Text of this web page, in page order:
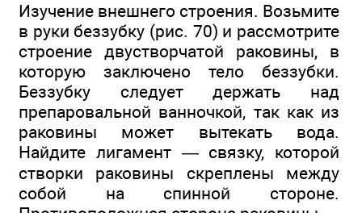
Изучение внешнего строения. Возьмите
в руки беззубку (рис. 70) и рассмотрите
строение двустворчатой раковины, в
которую заключено тело беззубки.
Беззубку следует держать над
препаровальной ванночкой, так как из
раковины может вытекать вода.
Найдите лигамент — связку, которой
створки раковины скреплены между
собой на спинной стороне.